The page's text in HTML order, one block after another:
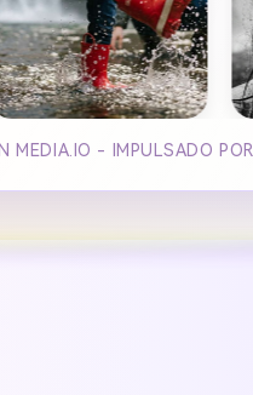
MEDIA.IO - IMPULSADO POR